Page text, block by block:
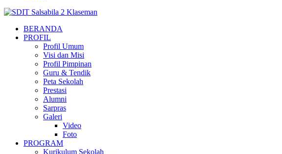
BERANDA
PROFIL
Profil Umum
Visi dan Misi
Profil Pimpinan
Guru & Tendik
Peta Sekolah
Prestasi
Alumni
Sarpras
Galeri
Video
Foto
PROGRAM
Kurikulum Sekolah